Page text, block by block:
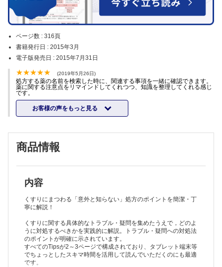
ページ数 : 316頁
書籍発行日 : 2015年3月
電子版発売日 : 2015年7月31日
(2019年5月26日)
処方する薬の名前を検索した時に、関連する事項を一緒に確認できます。
薬に関する注意点をリマインドしてくれつつ、知識を整理してくれる感じ
です。
お客様の声をもっと見る
商品情報
内容
くすりにまつわる「意外と知らない」処方のポイントを簡潔・丁
寧に解説！
くすりに関する具体的なトラブル・疑問を集めたうえで，どのよ
うに対処するべきかを実践的に解説。トラブル・疑問への対処法
のポイントが明確に示されています。
すべてのTipsが2～3ページで構成されており、タブレット端末等
でちょっとしたスキマ時間を活用して読んでいただくのにも最適
です。